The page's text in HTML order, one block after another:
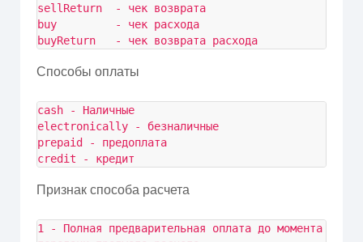
sellReturn  - чек возврата
buy         - чек расхода
buyReturn   - чек возврата расхода
Способы оплаты
cash - Наличные
electronically - безналичные
prepaid - предоплата
credit - кредит
Признак способа расчета
1 - Полная предварительная оплата до момента